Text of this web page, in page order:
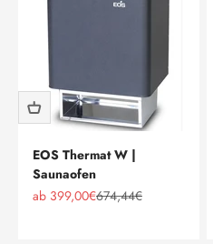
EOS Thermat W |
Saunaofen
Angebot
ab 399,00€Regulärer Preis
674,44€